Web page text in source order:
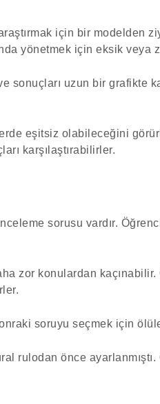
için bir modelden
yönetmek için eksik veya
sonuçları uzun bir grafikte
eşitsiz olabileceğini
karşılaştırabilirler.
sorusu vardır.
zor konulardan kaçınabilir.
soruyu seçmek için
rulodan önce